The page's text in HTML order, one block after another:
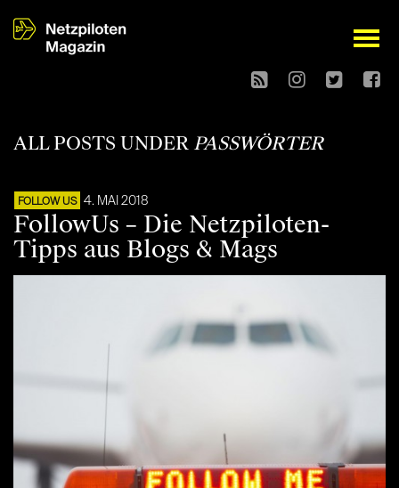
open
ALL POSTS UNDER PASSWÖRTER
FOLLOW US 4. MAI 2018
FollowUs – Die Netzpiloten-
Tipps aus Blogs & Mags